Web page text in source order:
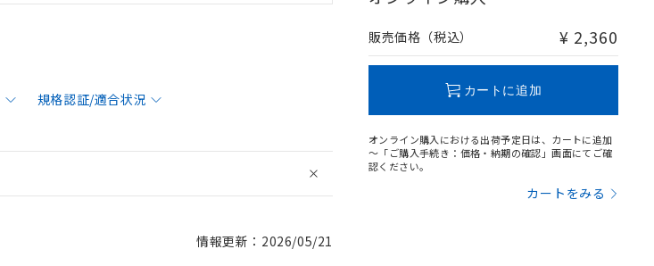
規格認証/適合状況
情報更新：2026/05/21
販売価格（税込） ¥ 2,360
カートに追加
オンライン購入における出荷予定日は、カートに追加
～「ご購入手続き：価格・納期の確認」画面にてご確
認ください。
カートをみる